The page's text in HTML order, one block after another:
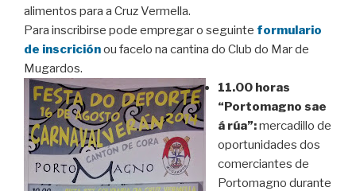
alimentos para a Cruz Vermella.
Para inscribirse pode empregar o seguinte formulario
de inscriciónou facelo na cantina do Club do Mar de
Mugardos.
11.00 horas
“Portomagno sae
á rúa”:mercadillo de
oportunidades dos
comerciantes de
Portomagno durante